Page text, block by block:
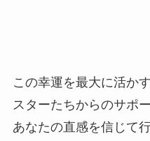
この幸運を最大に活か
スターたちからのサポ
あなたの直感を信じて